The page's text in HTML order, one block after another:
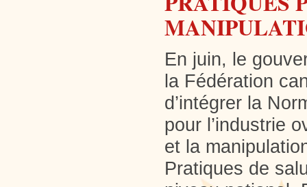
En juin, le
la Fédération
d’intégrer la
pour l’industrie
et la
Pratiques de